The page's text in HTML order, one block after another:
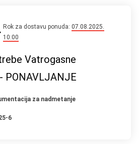
Rok za dostavu ponuda:07.08.2025.
10:00
Vatrogasne
PONAVLJANJE
za nadmetanje
6